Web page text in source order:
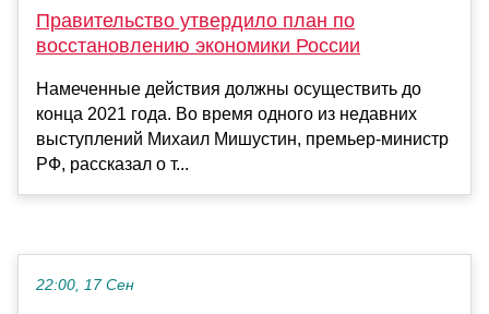
Правительство утвердило план по
восстановлению экономики России
Намеченные действия должны осуществить до
конца 2021 года. Во время одного из недавних
выступлений Михаил Мишустин, премьер-министр
РФ, рассказал о т...
22:00, 17 Сен